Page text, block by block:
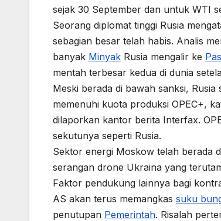
sejak 30 September dan untuk WTI
Seorang diplomat tinggi Rusia
sebagian besar telah habis. Analis
banyak Minyak Rusia mengalir ke
mentah terbesar kedua di dunia
Meski berada di bawah sanksi,
memenuhi kuota produksi OPEC+,
dilaporkan kantor berita Interfax.
sekutunya seperti Rusia.
Sektor energi Moskow telah berada
serangan drone Ukraina yang
Faktor pendukung lainnya bagi
AS akan terus memangkas suku
penutupan Pemerintah. Risalah